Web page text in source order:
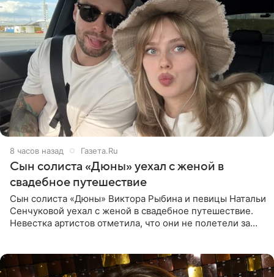
8 часов назад Газета.Ru
Сын солиста «Дюны» уехал с женой в
свадебное путешествие
Сын солиста «Дюны» Виктора Рыбина и певицы Натальи
Сенчуковой уехал с женой в свадебное путешествие.
Невестка артистов отметила, что они не полетели за